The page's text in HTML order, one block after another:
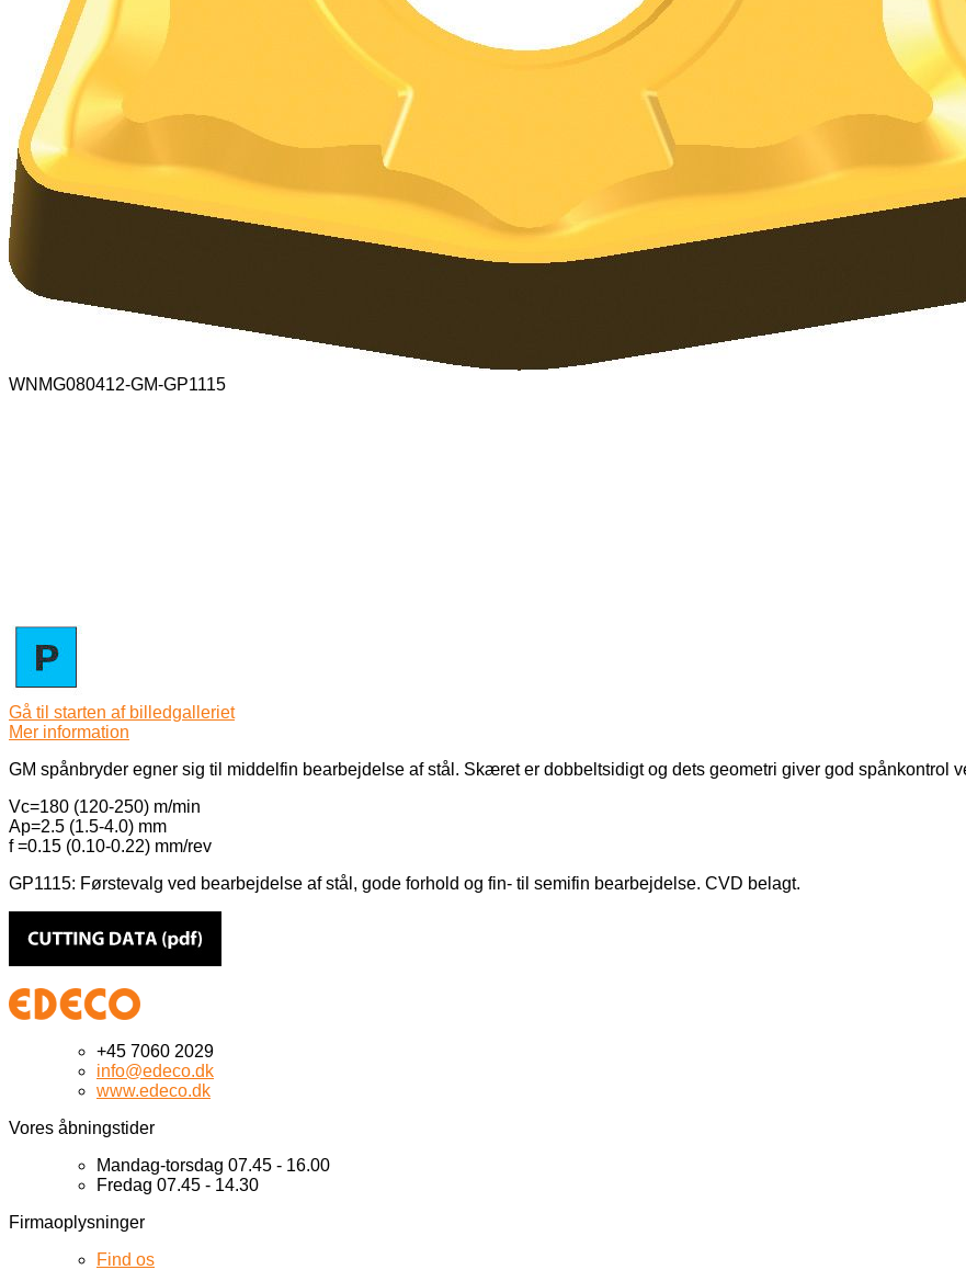
WNMG080412-GM-GP1115
Gå til starten af billedgalleriet
Mer information
GM spånbryder egner sig til middelfin bearbejdelse af stål. Skæret er dobbeltsidigt og dets geometri giver god spånkontrol
Vc=180 (120-250) m/min
Ap=2.5 (1.5-4.0) mm
f =0.15 (0.10-0.22) mm/rev
GP1115: Førstevalg ved bearbejdelse af stål, gode forhold og fin- til semifin bearbejdelse. CVD belagt.
+45 7060 2029
info@edeco.dk
www.edeco.dk
Vores åbningstider
Mandag-torsdag 07.45 - 16.00
Fredag 07.45 - 14.30
Firmaoplysninger
Find os